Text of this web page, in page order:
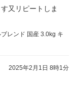
又リピートしま
レンド 国産 3.0kg キ
2025年2月1日 8時1分